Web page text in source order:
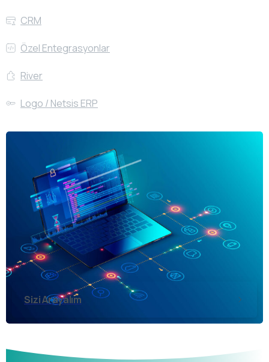
CRM
Özel Entegrasyonlar
River
Logo / Netsis ERP
Sizi Arayalım